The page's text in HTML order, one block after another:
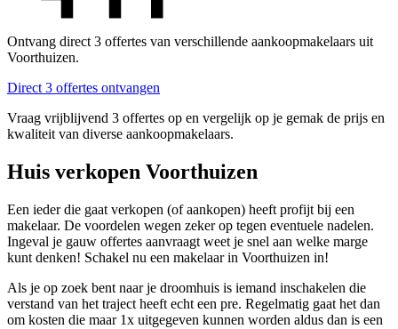
Ontvang direct 3 offertes van verschillende aankoopmakelaars uit
Voorthuizen.
Direct 3 offertes ontvangen
Vraag vrijblijvend 3 offertes op en vergelijk op je gemak de prijs en
kwaliteit van diverse aankoopmakelaars.
Huis verkopen Voorthuizen
Een ieder die gaat verkopen (of aankopen) heeft profijt bij een
makelaar. De voordelen wegen zeker op tegen eventuele nadelen.
Ingeval je gauw offertes aanvraagt weet je snel aan welke marge
kunt denken! Schakel nu een makelaar in Voorthuizen in!
Als je op zoek bent naar je droomhuis is iemand inschakelen die
verstand van het traject heeft echt een pre. Regelmatig gaat het dan
om kosten die maar 1x uitgegeven kunnen worden aldus dan is een